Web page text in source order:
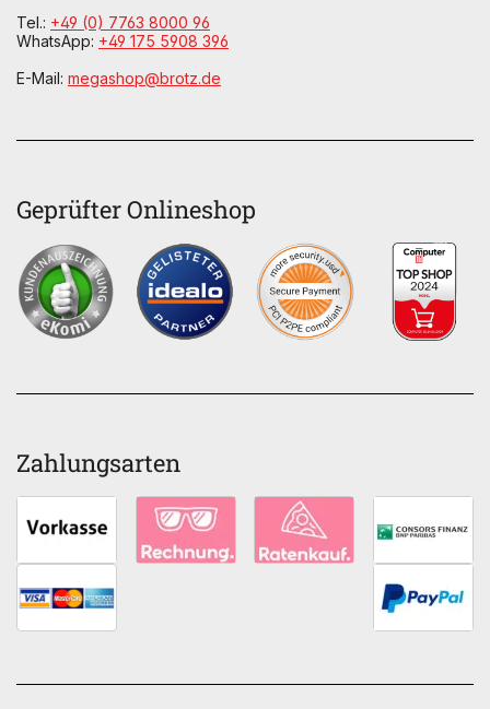
Tel.: +49 (0) 7763 8000 96
WhatsApp: +49 175 5908 396
E-Mail: megashop@brotz.de
Geprüfter Onlineshop
Zahlungsarten